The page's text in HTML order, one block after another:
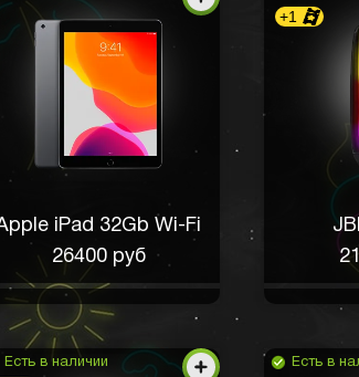
iPad 32Gb Wi-Fi
26400 руб
+1
Есть в наличии Есть в